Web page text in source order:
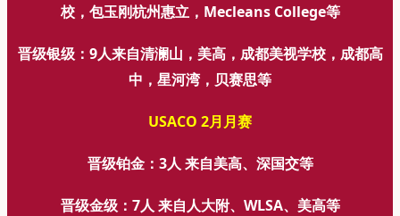
校，包玉刚杭州惠立，Mecleans College等
晋级银级：9人来自清澜山，美高，成都美视学校，成都高
中，星河湾，贝赛思等
USACO 2月月赛
晋级铂金：3人 来自美高、深国交等
晋级金级：7人 来自人大附、WLSA、美高等